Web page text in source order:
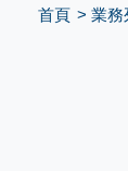
首頁 業務